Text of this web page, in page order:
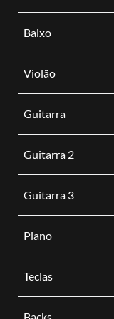
Baixo
Violão
Guitarra
Guitarra 2
Guitarra 3
Piano
Teclas